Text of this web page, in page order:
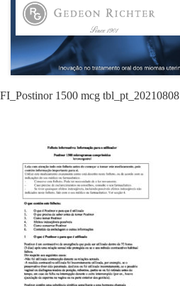
HOME
GEDEON RICHTER PORTUGAL
ÁREAS TERAPÊUTICAS
MEDIA
CONTACTOS
FI_Postinor 1500 mcg tbl_pt_20210808